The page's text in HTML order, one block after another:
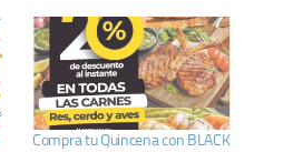
Compra tu Quincena con BLACK